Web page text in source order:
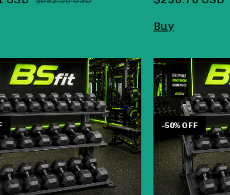
Buy
-50% OFF